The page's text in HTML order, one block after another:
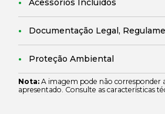
Acessórios Incluídos
Documentação Legal,
Proteção Ambiental
Nota: A imagem pode não corresponder
apresentado. Consulte as características